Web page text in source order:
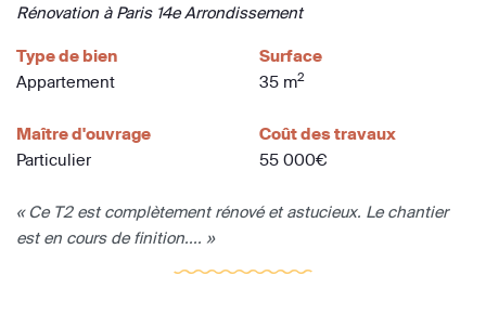
Rénovation à Paris 14e Arrondissement
Type de bien
Appartement
Surface
35 m2
Maître d'ouvrage
Particulier
Coût des travaux
55 000€
« Ce T2 est complètement rénové et astucieux. Le chantier
est en cours de finition.... »